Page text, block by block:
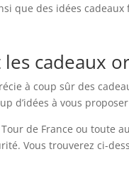
que des idées
cadeaux
à coup sûr des
d’idées à vous
de France ou toute
Vous trouverez ci-